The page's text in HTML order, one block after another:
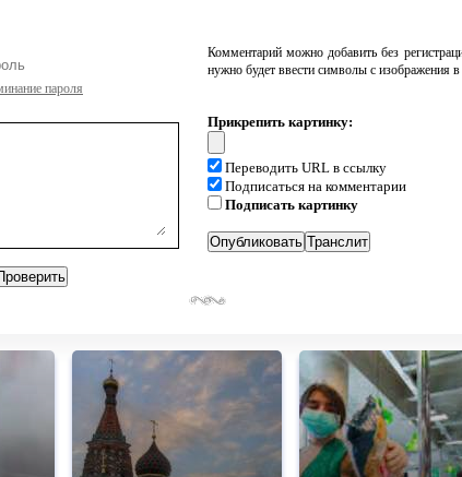
пароля
Комментарий можно добавить без
нужно будет ввести символы с изображения в
Прикрепить картинку:
Переводить URL в ссылку
Подписаться на комментарии
Подписать картинку